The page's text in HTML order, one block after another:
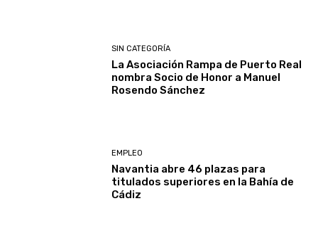
SIN CATEGORÍA
La Asociación Rampa de Puerto Real
nombra Socio de Honor a Manuel
Rosendo Sánchez
EMPLEO
Navantia abre 46 plazas para
titulados superiores en la Bahía de
Cádiz